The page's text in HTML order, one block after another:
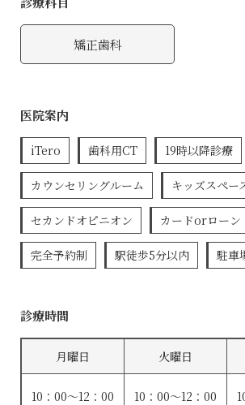
矯正歯科
医院案内
iTero 歯科用CT 19時以降診療
カウンセリングルーム キッズスペー
セカンドオピニオン カードorローン
完全予約制 駅徒歩5分以内 駐車
診療時間
月曜日 火曜日
10：00～12：00 10：00～12：00